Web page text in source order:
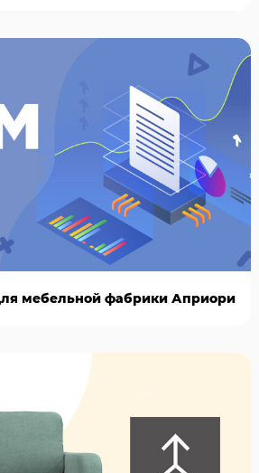
мебельной фабрики Априори